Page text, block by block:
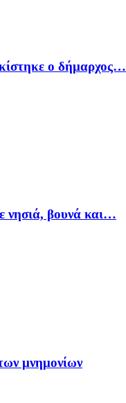
ο δήμαρχος…
νησιά, βουνά και…
μνημονίων